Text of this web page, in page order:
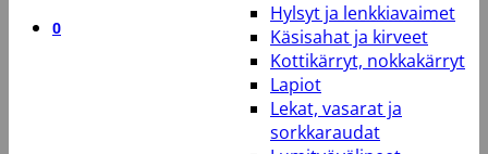
0
Hylsyt ja lenkkiavaimet
Käsisahat ja kirveet
Kottikärryt, nokkakärryt
Lapiot
Lekat, vasarat ja
sorkkaraudat